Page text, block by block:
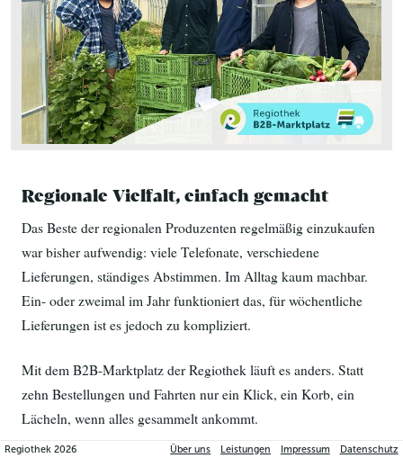
Regionale Vielfalt, einfach gemacht
Das Beste der regionalen Produzenten regelmäßig einzukaufen
war bisher aufwendig: viele Telefonate, verschiedene
Lieferungen, ständiges Abstimmen. Im Alltag kaum machbar.
Ein- oder zweimal im Jahr funktioniert das, für wöchentliche
Lieferungen ist es jedoch zu kompliziert.
Mit dem B2B-Marktplatz der Regiothek läuft es anders. Statt
zehn Bestellungen und Fahrten nur ein Klick, ein Korb, ein
Lächeln, wenn alles gesammelt ankommt.
Regiothek2026 Über uns Leistungen Impressum Datenschutz